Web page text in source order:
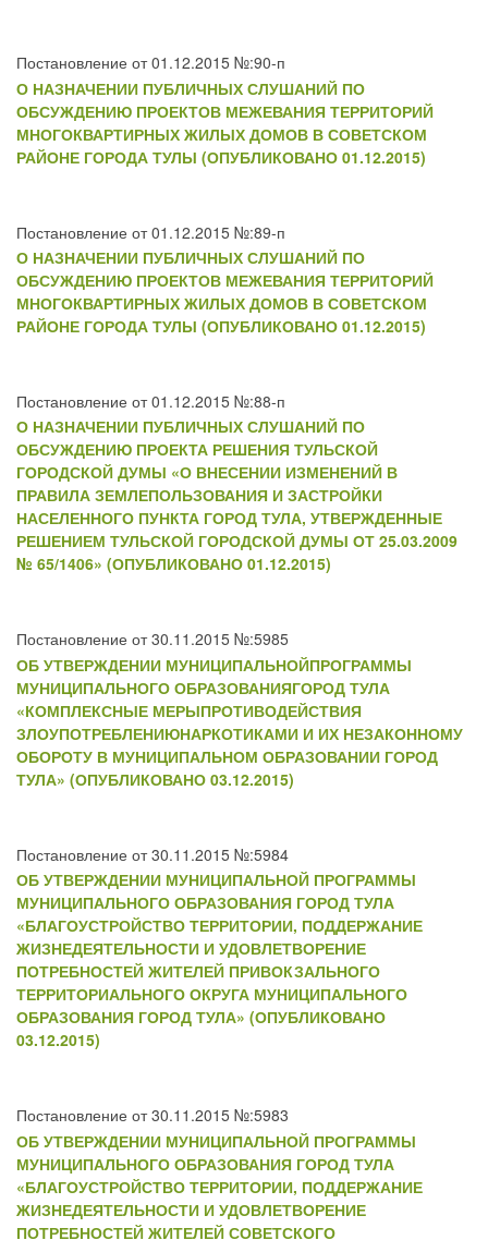
Постановление от 01.12.2015 №:90-п
О НАЗНАЧЕНИИ ПУБЛИЧНЫХ СЛУШАНИЙ ПО
ОБСУЖДЕНИЮ ПРОЕКТОВ МЕЖЕВАНИЯ ТЕРРИТОРИЙ
МНОГОКВАРТИРНЫХ ЖИЛЫХ ДОМОВ В СОВЕТСКОМ
РАЙОНЕ ГОРОДА ТУЛЫ (ОПУБЛИКОВАНО 01.12.2015)
Постановление от 01.12.2015 №:89-п
О НАЗНАЧЕНИИ ПУБЛИЧНЫХ СЛУШАНИЙ ПО
ОБСУЖДЕНИЮ ПРОЕКТОВ МЕЖЕВАНИЯ ТЕРРИТОРИЙ
МНОГОКВАРТИРНЫХ ЖИЛЫХ ДОМОВ В СОВЕТСКОМ
РАЙОНЕ ГОРОДА ТУЛЫ (ОПУБЛИКОВАНО 01.12.2015)
Постановление от 01.12.2015 №:88-п
О НАЗНАЧЕНИИ ПУБЛИЧНЫХ СЛУШАНИЙ ПО
ОБСУЖДЕНИЮ ПРОЕКТА РЕШЕНИЯ ТУЛЬСКОЙ
ГОРОДСКОЙ ДУМЫ «О ВНЕСЕНИИ ИЗМЕНЕНИЙ В
ПРАВИЛА ЗЕМЛЕПОЛЬЗОВАНИЯ И ЗАСТРОЙКИ
НАСЕЛЕННОГО ПУНКТА ГОРОД ТУЛА, УТВЕРЖДЕННЫЕ
РЕШЕНИЕМ ТУЛЬСКОЙ ГОРОДСКОЙ ДУМЫ ОТ 25.03.2009
№ 65/1406» (ОПУБЛИКОВАНО 01.12.2015)
Постановление от 30.11.2015 №:5985
ОБ УТВЕРЖДЕНИИ МУНИЦИПАЛЬНОЙПРОГРАММЫ
МУНИЦИПАЛЬНОГО ОБРАЗОВАНИЯГОРОД ТУЛА
«КОМПЛЕКСНЫЕ МЕРЫПРОТИВОДЕЙСТВИЯ
ЗЛОУПОТРЕБЛЕНИЮНАРКОТИКАМИ И ИХ НЕЗАКОННОМУ
ОБОРОТУ В МУНИЦИПАЛЬНОМ ОБРАЗОВАНИИ ГОРОД
ТУЛА» (ОПУБЛИКОВАНО 03.12.2015)
Постановление от 30.11.2015 №:5984
ОБ УТВЕРЖДЕНИИ МУНИЦИПАЛЬНОЙ ПРОГРАММЫ
МУНИЦИПАЛЬНОГО ОБРАЗОВАНИЯ ГОРОД ТУЛА
«БЛАГОУСТРОЙСТВО ТЕРРИТОРИИ, ПОДДЕРЖАНИЕ
ЖИЗНЕДЕЯТЕЛЬНОСТИ И УДОВЛЕТВОРЕНИЕ
ПОТРЕБНОСТЕЙ ЖИТЕЛЕЙ ПРИВОКЗАЛЬНОГО
ТЕРРИТОРИАЛЬНОГО ОКРУГА МУНИЦИПАЛЬНОГО
ОБРАЗОВАНИЯ ГОРОД ТУЛА» (ОПУБЛИКОВАНО
03.12.2015)
Постановление от 30.11.2015 №:5983
ОБ УТВЕРЖДЕНИИ МУНИЦИПАЛЬНОЙ ПРОГРАММЫ
МУНИЦИПАЛЬНОГО ОБРАЗОВАНИЯ ГОРОД ТУЛА
«БЛАГОУСТРОЙСТВО ТЕРРИТОРИИ, ПОДДЕРЖАНИЕ
ЖИЗНЕДЕЯТЕЛЬНОСТИ И УДОВЛЕТВОРЕНИЕ
ПОТРЕБНОСТЕЙ ЖИТЕЛЕЙ СОВЕТСКОГО